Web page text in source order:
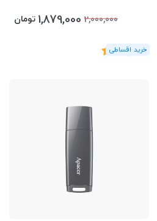
2,000,000
1,879,000 تومان
(2 رای)
5